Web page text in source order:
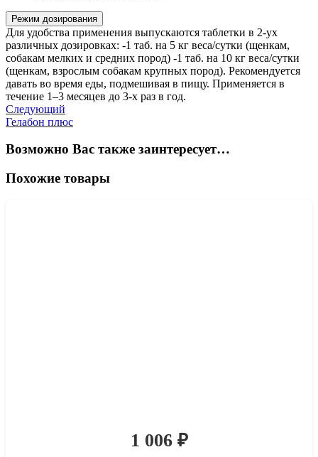
Режим дозирования
Для удобства применения выпускаются таблетки в 2-ух
различных дозировках: -1 таб. на 5 кг веса/сутки (щенкам,
собакам мелких и средних пород) -1 таб. на 10 кг веса/сутки
(щенкам, взрослым собакам крупных пород). Рекомендуется
давать во время еды, подмешивая в пищу. Применяется в
течение 1–3 месяцев до 3-х раз в год.
Следующий
Гелабон плюс
Возможно Вас также заинтересует…
Похожие товары
1 006 ₽